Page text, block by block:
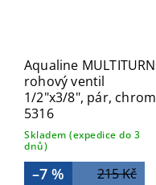
Aqualine MULTITURN
rohový ventil
1/2"x3/8", pár, chrom
5316
Skladem (expedice do 3
dnů)
215 Kč
–7 %